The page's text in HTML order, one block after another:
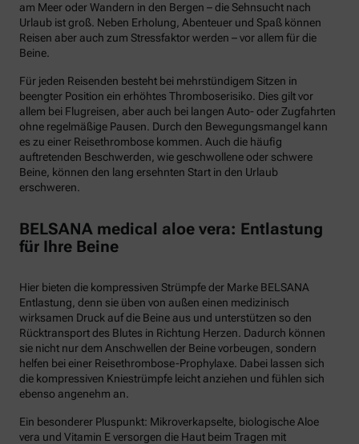
am Meer oder Wandern in den Bergen – die Sehnsucht nach
Urlaub ist groß. Neben Erholung, Abenteuer und Spaß können
Reisen aber auch zum Stressfaktor werden – vor allem für die
Beine.
Für jeden Reisenden besteht bei mehrstündigem Sitzen in
beengter Position ein erhöhtes Thromboserisiko. Dies gilt vor
allem bei Flugreisen, aber auch bei langen Auto- oder Zugfahrten
ohne regelmäßige Pausen. Durch den Bewegungsmangel kann
es zu einer Reisethrombose kommen. Auch die häufig
auftretenden Beschwerden, wie geschwollene oder schwere
Beine, können den lang ersehnten Start in den Urlaub
erschweren.
BELSANA medical aloe vera: Entlastung
für Ihre Beine
Hier bieten die kompressiven Strümpfe der Marke BELSANA
Entlastung, denn sie üben von außen einen medizinisch
wirksamen Druck auf die Beine aus und unterstützen so den
Rücktransport des Blutes in Richtung Herzen. Dadurch können
sie nicht nur dem Anschwellen der Beine vorbeugen, sondern
helfen bei einer Reisethrombose-Prophylaxe. Dabei lassen sich
die kompressiven Kniestrümpfe leicht anziehen und fühlen sich
ebenso angenehm an.
Ein besonderer Pluspunkt: Mikroverkapselte, biologische Aloe
vera und Vitamin E versorgen die Haut beim Tragen mit